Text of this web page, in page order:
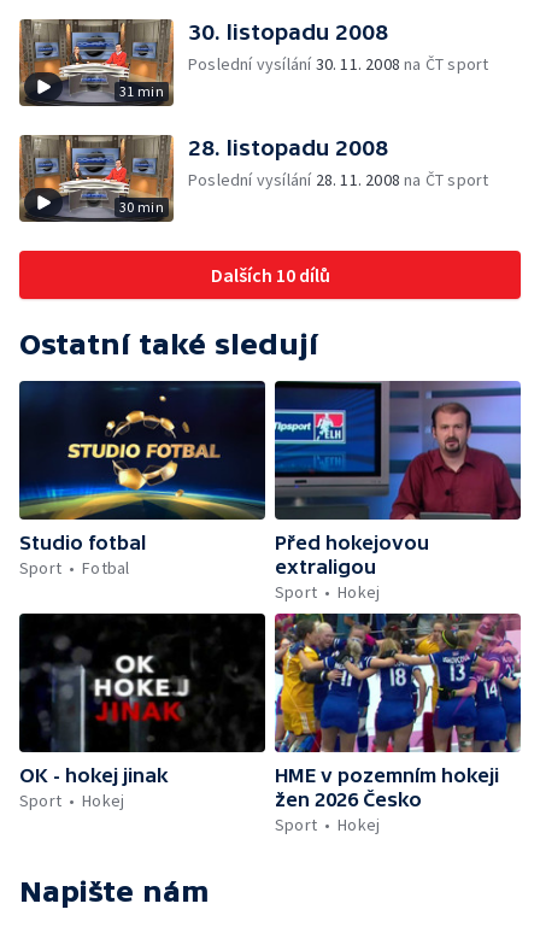
31 min
30. listopadu 2008
Poslední vysílání30. 11. 2008 na ČT sport
30 min
28. listopadu 2008
Poslední vysílání 28. 11. 2008 na ČT sport
Dalších 10 dílů
Ostatní také sledují
Studio fotbal
Sport
Fotbal
Před hokejovou
extraligou
Sport
Hokej
OK - hokej jinak
Sport
Hokej
HME v pozemním hokeji
žen 2026 Česko
Sport
Hokej
Napište nám